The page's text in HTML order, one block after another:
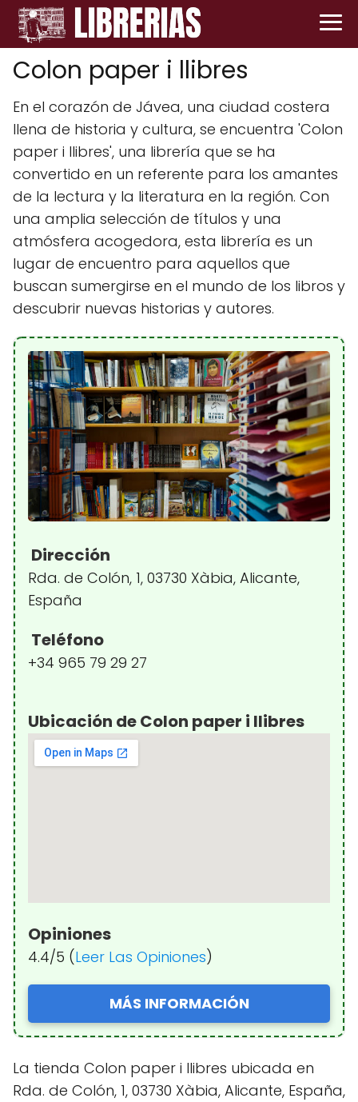
Colon paper i llibres
En el corazón de Jávea, una ciudad costera
llena de historia y cultura, se encuentra 'Colon
paper i llibres', una librería que se ha
convertido en un referente para los amantes
de la lectura y la literatura en la región. Con
una amplia selección de títulos y una
atmósfera acogedora, esta librería es un
lugar de encuentro para aquellos que
buscan sumergirse en el mundo de los libros y
descubrir nuevas historias y autores.
Dirección
Rda. de Colón, 1, 03730 Xàbia, Alicante,
España
Teléfono
+34 965 79 29 27
Ubicación de Colon paper i llibres
Opiniones
4.4/5 (Leer Las Opiniones)
MÁS INFORMACIÓN
La tienda Colon paper i llibres ubicada en
Rda. de Colón, 1, 03730 Xàbia, Alicante, España,